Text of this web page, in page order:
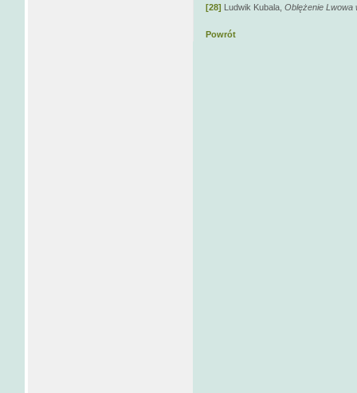
[28] Ludwik Kubala, Oblężenie Lwowa
Powrót